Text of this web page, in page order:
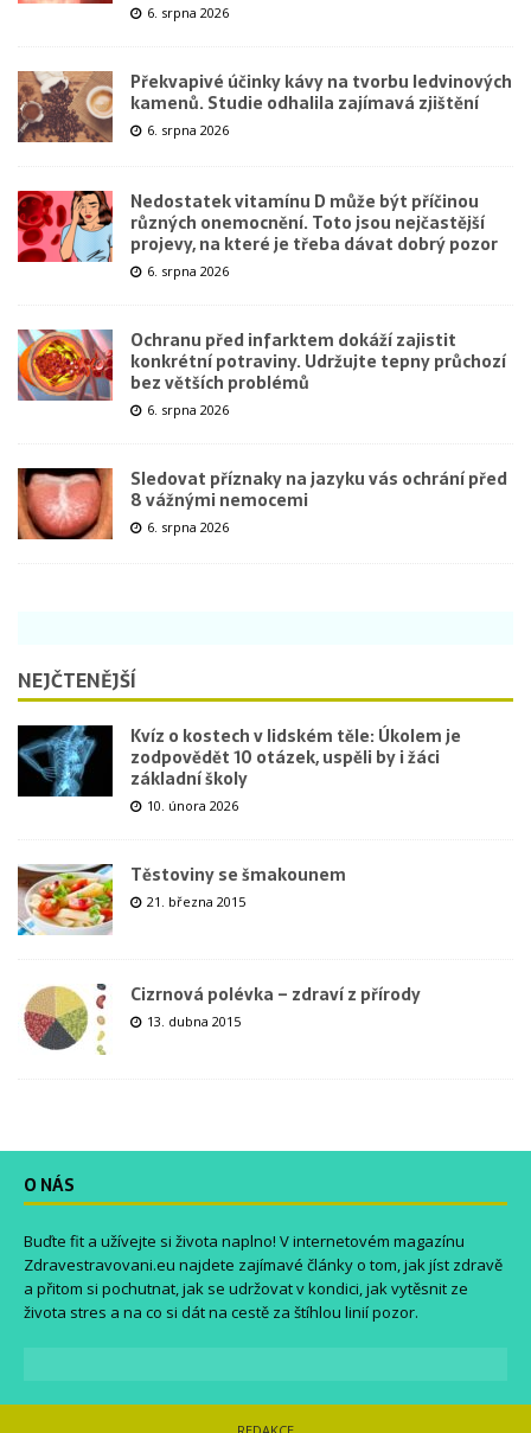
6. srpna 2026
Překvapivé účinky kávy na tvorbu ledvinových
kamenů. Studie odhalila zajímavá zjištění
6. srpna 2026
Nedostatek vitamínu D může být příčinou
různých onemocnění. Toto jsou nejčastější
projevy, na které je třeba dávat dobrý pozor
6. srpna 2026
Ochranu před infarktem dokáží zajistit
konkrétní potraviny. Udržujte tepny průchozí
bez větších problémů
6. srpna 2026
Sledovat příznaky na jazyku vás ochrání před
8 vážnými nemocemi
6. srpna 2026
NEJČTENĚJŠÍ
Kvíz o kostech v lidském těle: Úkolem je
zodpovědět 10 otázek, uspěli by i žáci
základní školy
10. února 2026
Těstoviny se šmakounem
21. března 2015
Cizrnová polévka – zdraví z přírody
13. dubna 2015
O NÁS
Buďte fit a užívejte si života naplno! V internetovém magazínu
Zdravestravovani.eu najdete zajímavé články o tom, jak jíst zdravě
a přitom si pochutnat, jak se udržovat v kondici, jak vytěsnit ze
života stres a na co si dát na cestě za štíhlou linií pozor.